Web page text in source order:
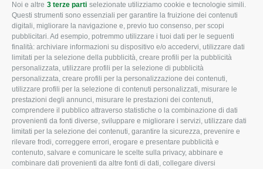
Noi e altre 3 terze parti selezionate utilizziamo cookie e tecnologie simili.
Questi strumenti sono essenziali per garantire la fruizione dei contenuti
digitali, migliorare la navigazione e, previo tuo consenso, per scopi
pubblicitari. Ad esempio, potremmo utilizzare i tuoi dati per le seguenti
finalità: archiviare informazioni su dispositivo e/o accedervi, utilizzare dati
limitati per la selezione della pubblicità, creare profili per la pubblicità
personalizzata, utilizzare profili per la selezione di pubblicità
personalizzata, creare profili per la personalizzazione dei contenuti,
utilizzare profili per la selezione di contenuti personalizzati, misurare le
prestazioni degli annunci, misurare le prestazioni dei contenuti,
comprendere il pubblico attraverso statistiche o la combinazione di dati
provenienti da fonti diverse, sviluppare e migliorare i servizi, utilizzare dati
limitati per la selezione dei contenuti, garantire la sicurezza, prevenire e
rilevare frodi, correggere errori, erogare e presentare pubblicità e
contenuto, salvare e comunicare le scelte sulla privacy, abbinare e
combinare dati provenienti da altre fonti di dati, collegare diversi
CONFAGRICOLTURA
ROVIGO
L'Associazione
Missione e Progetto
Organigramma aziendale
I Nostri Servizi
Uffici della Sede
provinciale
Le Sedi di Zona
Agricoltori S.r.l.
CONFAGRICOLTURA
INFORMA
Tecnico
Fiscale
Lavoro
Ambiente
Associazione
CONFAGRICOLTURA
ATTIVA